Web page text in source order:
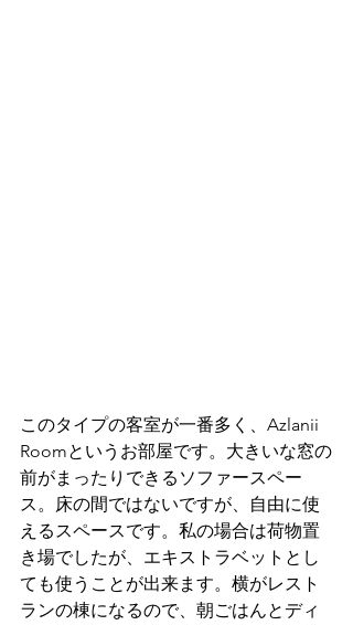
このタイプの客室が一番多く、Azlanii
Roomというお部屋です。大きいな窓の
前がまったりできるソファースペー
ス。床の間ではないですが、自由に使
えるスペースです。私の場合は荷物置
き場でしたが、エキストラベットとし
ても使うことが出来ます。横がレスト
ランの棟になるので、朝ごはんとディ